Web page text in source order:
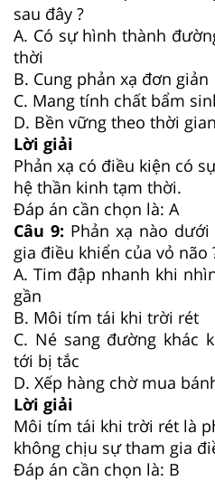
sau đây ?
A. Có sự hình thành
thời
B. Cung phản xạ đơn giản
C. Mang tính chất bẩm
D. Bền vững theo thời gian
Lời giải
Phản xạ có điều kiện có
hệ thần kinh tạm thời.
Đáp án cần chọn là: A
Câu 9: Phản xạ nào
gia điều khiển của vỏ não
A. Tim đập nhanh khi
gần
B. Môi tím tái khi trời rét
C. Né sang đường khác
tới bị tắc
D. Xếp hàng chờ mua
Lời giải
Môi tím tái khi trời rét là
không chịu sự tham gia
Đáp án cần chọn là: B